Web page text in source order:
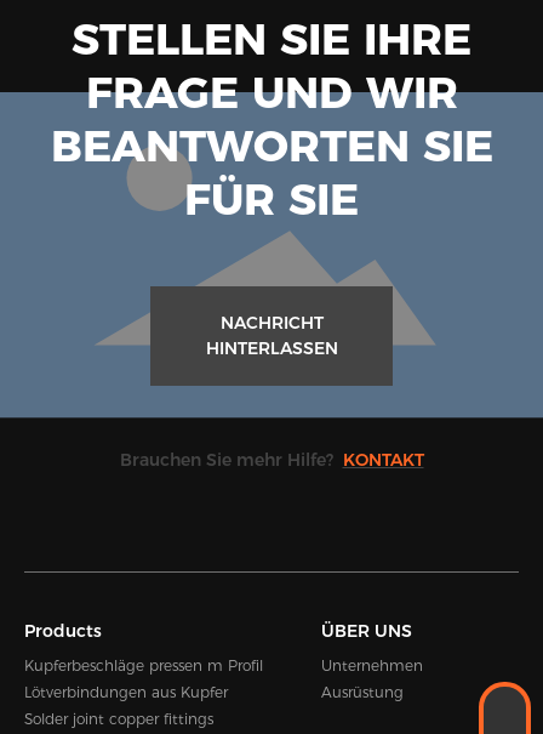
HIEDENE SITUATIONEN.
STELLEN SIE IHRE
FRAGE UND WIR
BEANTWORTEN SIE
FÜR SIE
NACHRICHT
HINTERLASSEN
Brauchen Sie mehr Hilfe? KONTAKT
Products
Kupferbeschläge pressen m Profil
Lötverbindungen aus Kupfer
Solder joint copper fittings
ÜBER UNS
Unternehmen
Ausrüstung